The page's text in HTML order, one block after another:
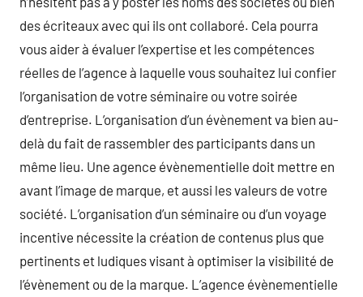
des écriteaux avec qui ils ont collaboré. Cela pourra
vous aider à évaluer l’expertise et les compétences
réelles de l’agence à laquelle vous souhaitez lui confier
l’organisation de votre séminaire ou votre soirée
d’entreprise. L’organisation d’un évènement va bien au-
delà du fait de rassembler des participants dans un
même lieu. Une agence évènementielle doit mettre en
avant l’image de marque, et aussi les valeurs de votre
société. L’organisation d’un séminaire ou d’un voyage
incentive nécessite la création de contenus plus que
pertinents et ludiques visant à optimiser la visibilité de
l’évènement ou de la marque. L’agence évènementielle